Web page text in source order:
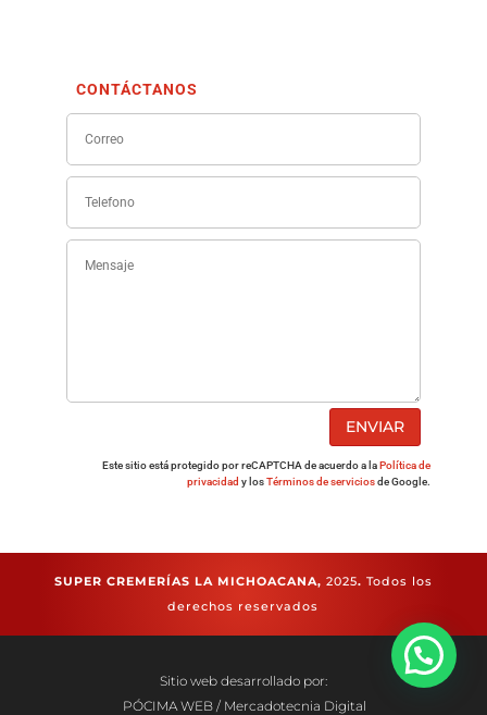
CONTÁCTANOS
ENVIAR
Este sitio está protegido por reCAPTCHA de acuerdo a laPolítica de
privacidad y losTérminos de serviciosde Google.
SUPER CREMERÍAS LA MICHOACANA, 2025. Todos los
derechos reservados
Sitio web desarrollado por:
PÓCIMA WEB / Mercadotecnia Digital